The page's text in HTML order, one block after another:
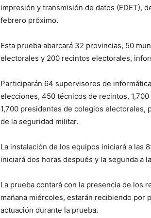
impresión y transmisión de datos (EDET),
febrero próximo.
Esta prueba abarcará 32 provincias, 50
electorales y 200 recintos electorales,
Participarán 64 supervisores de
elecciones, 450 técnicos de recintos,
1,700 presidentes de colegios electorales,
de la seguridad militar.
La instalación de los equipos iniciará a las
iniciará dos horas después y la segunda a
La prueba contará con la presencia de los
mañana miércoles, estarán recibiendo por
actuación durante la prueba.